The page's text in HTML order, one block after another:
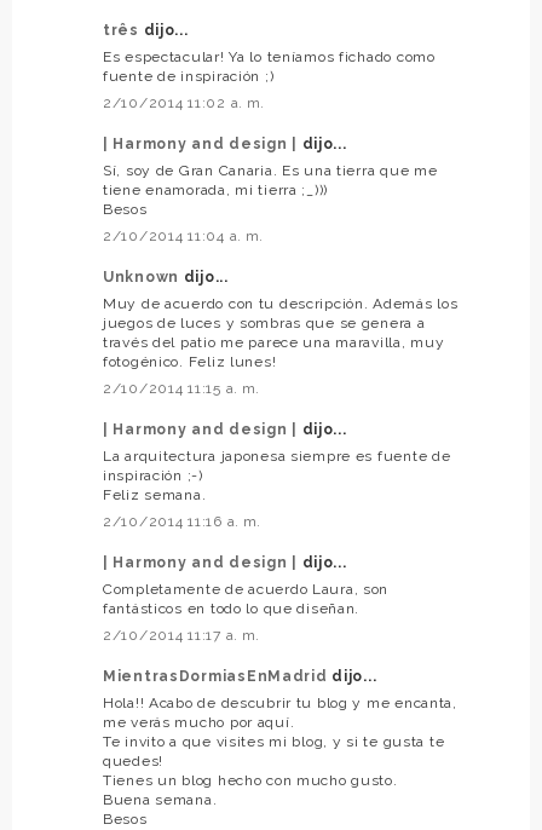
três dijo...
Es espectacular! Ya lo teníamos fichado como
fuente de inspiración ;)
2/10/2014 11:02 a. m.
| Harmony and design |
dijo...
Sí, soy de Gran Canaria. Es una tierra que me
tiene enamorada, mi tierra ;_)))
Besos
2/10/2014 11:04 a. m.
Unknown dijo...
Muy de acuerdo con tu descripción. Además los
juegos de luces y sombras que se genera a
través del patio me parece una maravilla, muy
fotogénico. Feliz lunes!
2/10/2014 11:15 a. m.
| Harmony and design |
dijo...
La arquitectura japonesa siempre es fuente de
inspiración ;-)
Feliz semana.
2/10/2014 11:16 a. m.
| Harmony and design |
dijo...
Completamente de acuerdo Laura, son
fantásticos en todo lo que diseñan.
2/10/2014 11:17 a. m.
MientrasDormiasEnMadrid dijo...
Hola!! Acabo de descubrir tu blog y me encanta,
me verás mucho por aquí.
Te invito a que visites mi blog, y si te gusta te
quedes!
Tienes un blog hecho con mucho gusto.
Buena semana.
Besos